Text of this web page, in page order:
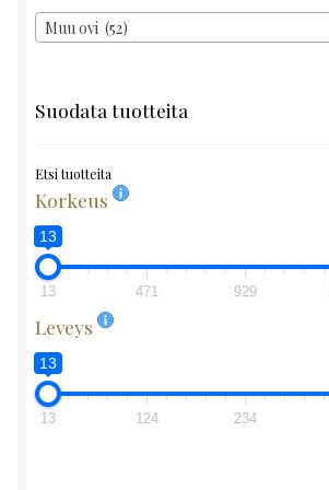
Muu ovi (52)
Suodata tuotteita
Etsi tuotteita
Korkeus
13
13 471 929
Leveys
13
13 124 234